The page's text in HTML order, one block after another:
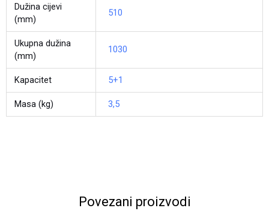
Dužina cijevi
(mm)
510
Ukupna dužina
(mm)
1030
Kapacitet 5+1
Masa (kg) 3,5
Povezani proizvodi